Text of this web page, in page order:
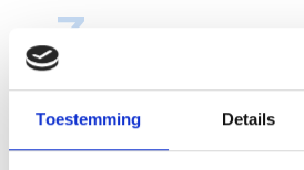
Toestemming Details
3 Kempische
We werken nuchter,
oog voor detail.